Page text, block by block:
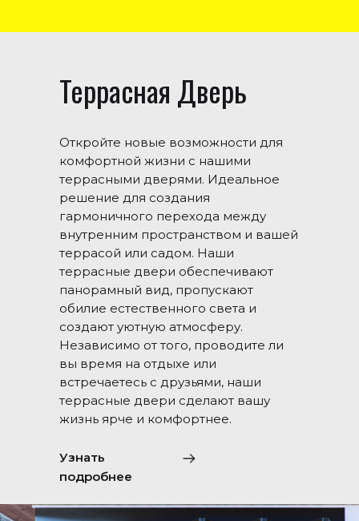
Узнать
подробнее
Террасная Дверь
Откройте новые возможности для
комфортной жизни с нашими
террасными дверями. Идеальное
решение для создания
гармоничного перехода между
внутренним пространством и вашей
террасой или садом. Наши
террасные двери обеспечивают
панорамный вид, пропускают
обилие естественного света и
создают уютную атмосферу.
Независимо от того, проводите ли
вы время на отдыхе или
встречаетесь с друзьями, наши
террасные двери сделают вашу
жизнь ярче и комфортнее.